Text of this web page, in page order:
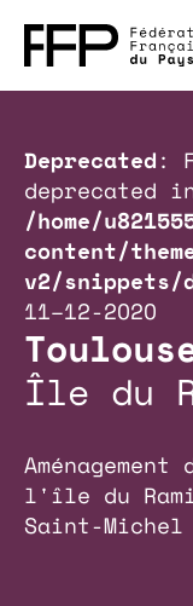
Deprecated:
deprecated
/home/
content/
v2/snippets/
11–12-2020
Île du
l'île du
Saint-Michel